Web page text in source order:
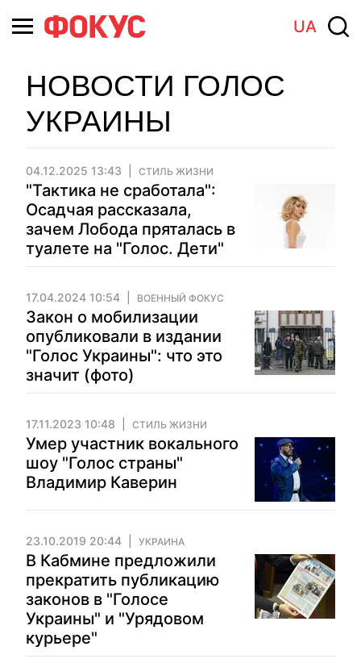
UA
НОВОСТИ ГОЛОС
УКРАИНЫ
04.12.2025 13:43 СТИЛЬ ЖИЗНИ
"Тактика не сработала":
Осадчая рассказала,
зачем Лобода пряталась в
туалете на "Голос. Дети"
17.04.2024 10:54 ВОЕННЫЙ ФОКУС
Закон о мобилизации
опубликовали в издании
"Голос Украины": что это
значит (фото)
17.11.2023 10:48 СТИЛЬ ЖИЗНИ
Умер участник вокального
шоу "Голос страны"
Владимир Каверин
23.10.2019 20:44 УКРАИНА
В Кабмине предложили
прекратить публикацию
законов в "Голосе
Украины" и "Урядовом
курьере"